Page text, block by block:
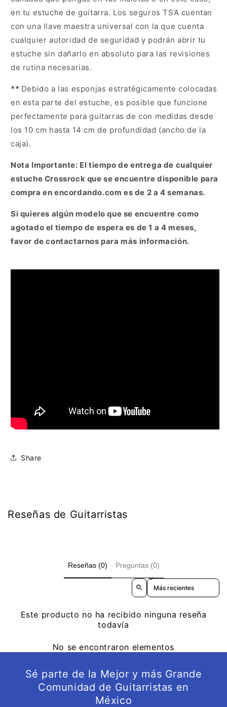
en tu estuche de guitarra. Los seguros TSA cuentan
con una llave maestra universal con la que cuenta
cualquier autoridad de seguridad y podrán abrir tu
estuche sin dañarlo en absoluto para las revisiones
de rutina necesarias.
** Debido a las esponjas estratégicamente colocadas
en esta parte del estuche, es posible que funcione
perfectamente para guitarras de con medidas desde
los 10 cm hasta 14 cm de profundidad (ancho de la
caja).
Nota Importante: El tiempo de entrega de cualquier
estuche Crossrock que se encuentre disponible para
compra en encordando.com es de 2 a 4 semanas.
Si quieres algún modelo que se encuentre como
agotado el tiempo de espera es de 1 a 4 meses,
favor de contactarnos para más información.
Share
Reseñas de Guitarristas
Reseñas (0) Preguntas (0)
Sort reviews by
Este producto no ha recibido ninguna reseña
todavía
No se encontraron elementos
Sé parte de la Mejor y más Grande
Comunidad de Guitarristas en
México